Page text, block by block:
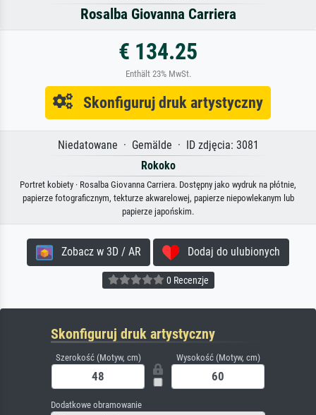
Rosalba Giovanna Carriera
€ 134.25
Enthält 23% MwSt.
Skonfiguruj druk artystyczny
Niedatowane · Gemälde · ID zdjęcia: 3081
Rokoko
Portret kobiety · Rosalba Giovanna Carriera. Dostępny jako wydruk na płótnie,
papierze fotograficznym, tekturze akwarelowej, papierze niepowlekanym lub
papierze japońskim.
Zobacz w 3D / AR Dodaj do ulubionych
0 Recenzje
Skonfiguruj druk artystyczny
Szerokość (Motyw, cm) Wysokość (Motyw, cm)
Dodatkowe obramowanie